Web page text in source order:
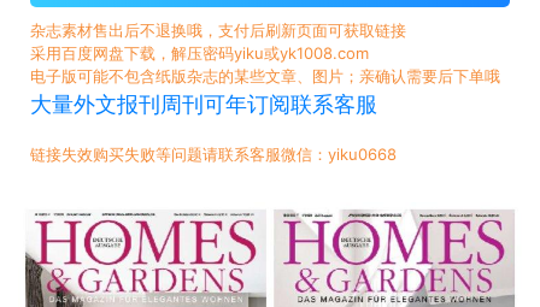
杂志素材售出后不退换哦，支付后刷新页面可获取链接
采用百度网盘下载，解压密码yiku或yk1008.com
电子版可能不包含纸版杂志的某些文章、图片；亲确认需要后下单哦
大量外文报刊周刊可年订阅联系客服
链接失效购买失败等问题请联系客服微信：yiku0668